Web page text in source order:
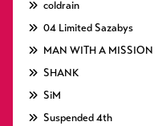
coldrain
04 Limited Sazabys
MAN WITH A MISSION
SHANK
SiM
Suspended 4th